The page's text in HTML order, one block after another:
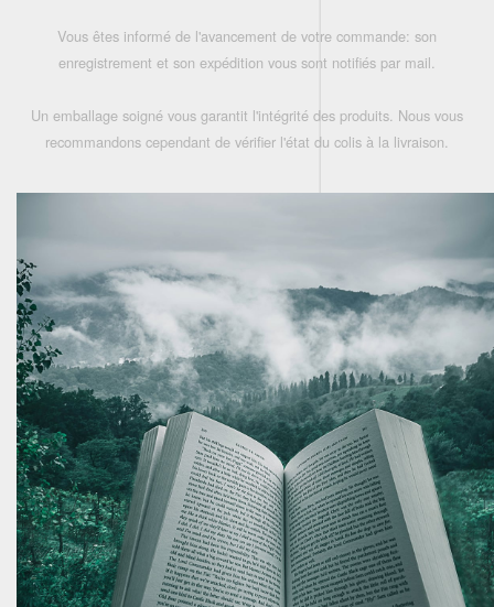
Vous êtes informé de l'avancement de votre commande: son
enregistrement et son expédition vous sont notifiés par mail.
Un emballage soigné vous garantit l'intégrité des produits. Nous vous
recommandons cependant de vérifier l'état du colis à la livraison.